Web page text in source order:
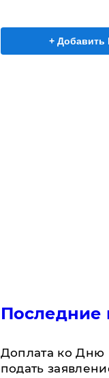
+ Добавить
Последние
Доплата ко Дню
подать